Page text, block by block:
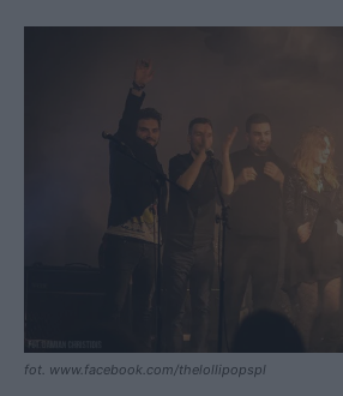
fot. www.facebook.com/thelollipopspl